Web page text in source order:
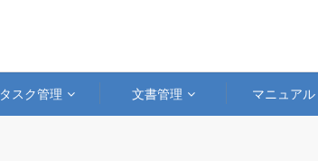
タスク管理 文書管理 マニュアル